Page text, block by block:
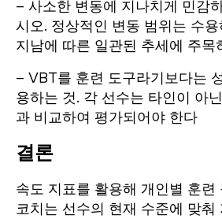
– 사소한 변동에 지나치게 민감
시오. 정상적인 변동 범위는 수용
지남에 따른 일관된 추세에 주목
– VBT를 훈련 도구라기보다는
용하는 것. 각 선수는 타인이 아
과 비교하여 평가되어야 한다
결론
속도 지표를 활용해 개인별 훈련
코치는 선수의 현재 수준에 맞춰